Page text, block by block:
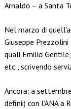
Arnaldo – a Santa
Nel marzo di
Giuseppe
quali Emilio
etc., scrivendo
Ancora: a
definii) con l’ANA a